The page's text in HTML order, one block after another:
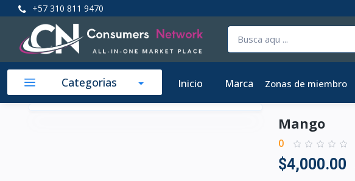
+57 310 811 9470
Categorias Inicio Marca Zonas de miembro
Mango
0
$4,000.00